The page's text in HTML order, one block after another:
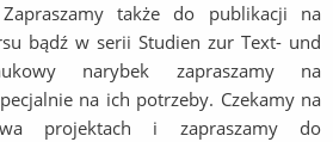
także do publikacji na
bądź w serii Studien zur Text- und
narybek zapraszamy na
na ich potrzeby. Czekamy na
projektach i zapraszamy do